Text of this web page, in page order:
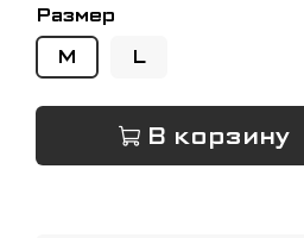
Размер
M
L
В корзину